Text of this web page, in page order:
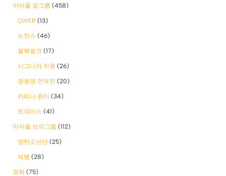
아이돌 걸그룹 (458)
QWER (13)
뉴진스 (46)
블랙핑크 (17)
시그니처 지원 (26)
장원영 안유진 (20)
카리나 윈터 (34)
트와이스 (41)
아이돌 보이그룹 (112)
방탄소년단 (25)
빅뱅 (28)
영화 (75)